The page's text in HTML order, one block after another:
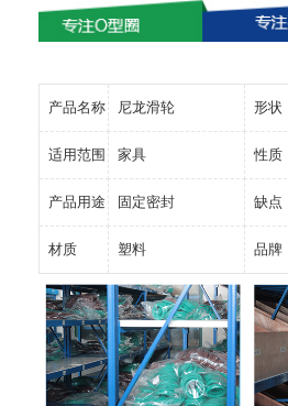
产品名称 尼龙滑轮 形状
适用范围 家具 性质
产品用途 固定密封 缺点
材质 塑料 品牌